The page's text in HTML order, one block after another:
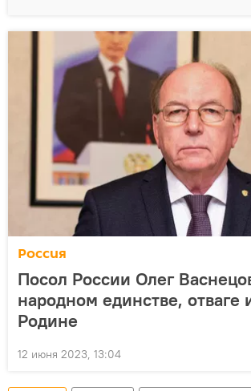
Россия
Посол России Олег
народном единстве, отваге
Родине
12 июня 2023, 13:04